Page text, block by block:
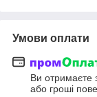
Умови оплати
Ви отримаєте
або гроші